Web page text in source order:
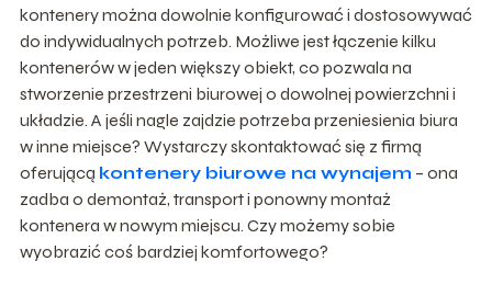
kontenery można dowolnie konfigurować i dostosowywać
do indywidualnych potrzeb. Możliwe jest łączenie kilku
kontenerów w jeden większy obiekt, co pozwala na
stworzenie przestrzeni biurowej o dowolnej powierzchni i
układzie. A jeśli nagle zajdzie potrzeba przeniesienia biura
w inne miejsce? Wystarczy skontaktować się z firmą
oferującą kontenery biurowe na wynajem– ona
zadba o demontaż, transport i ponowny montaż
kontenera w nowym miejscu. Czy możemy sobie
wyobrazić coś bardziej komfortowego?